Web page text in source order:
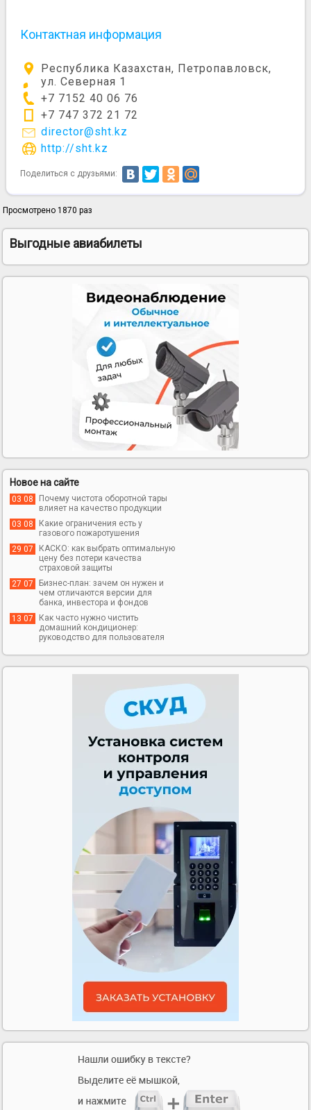
Контактная информация
Республика Казахстан, Петропавловск,
ул. Северная 1
+7 7152 40 06 76
+7 747 372 21 72
director@sht.kz
http://sht.kz
Поделиться с друзьями:
Просмотрено 1870 раз
Выгодные авиабилеты
Новое на сайте
03 08
Почему чистота оборотной тары
влияет на качество продукции
03 08
Какие ограничения есть у
газового пожаротушения
29 07
КАСКО: как выбрать оптимальную
цену без потери качества
страховой защиты
27 07
Бизнес-план: зачем он нужен и
чем отличаются версии для
банка, инвестора и фондов
13 07
Как часто нужно чистить
домашний кондиционер:
руководство для пользователя